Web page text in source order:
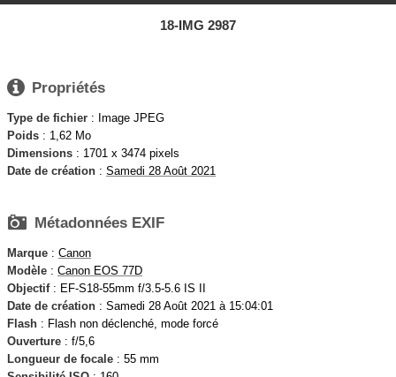
18-IMG 2987
 Propriétés
Type de fichier : Image JPEG
Poids : 1,62 Mo
Dimensions : 1701 x 3474 pixels
Date de création : Samedi 28 Août 2021
 Métadonnées EXIF
Marque : Canon
Modèle : Canon EOS 77D
Objectif: EF-S18-55mm f/3.5-5.6 IS II
Date de création : Samedi 28 Août 2021 à 15:04:01
Flash : Flash non déclenché, mode forcé
Ouverture : f/5,6
Longueur de focale : 55 mm